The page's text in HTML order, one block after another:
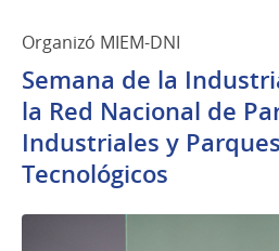
Organizó MIEM-DNI
Semana de la
la Red Nacional de
Industriales y
Tecnológicos